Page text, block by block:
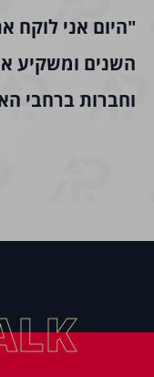
"היום אני לוקח
השנים ומשקיע
וחברות ברחבי